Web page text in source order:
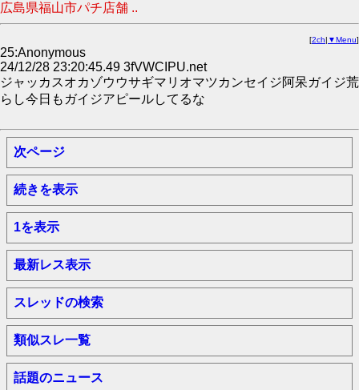
広島県福山市パチ店舗 ..
[2ch| ▼Menu]
25:Anonymous
24/12/28 23:20:45.49 3fVWCIPU.net
ジャッカスオカゾウウサギマリオマツカンセイジ阿呆ガイジ荒
らし今日もガイジアピールしてるな
次ページ
続きを表示
1を表示
最新レス表示
スレッドの検索
類似スレ一覧
話題のニュース